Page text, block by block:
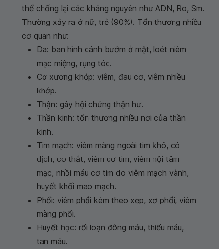
thể chống lại các kháng nguyên như ADN, Ro, Sm.
Thường xảy ra ở nữ, trẻ (90%). Tổn thương nhiều
cơ quan như:
Da: ban hình cánh bướm ở mặt, loét niêm
mạc miệng, rụng tóc.
Cơ xương khớp: viêm, đau cơ, viêm nhiều
khớp.
Thận: gây hội chứng thận hư.
Thần kinh: tổn thương nhiều nơi của thần
kinh.
Tim mạch: viêm màng ngoài tim khô, có
dịch, co thắt, viêm cơ tim, viêm nội tâm
mạc, nhồi máu cơ tim do viêm mạch vành,
huyết khối mao mạch.
Phổi: viêm phổi kèm theo xẹp, xơ phổi, viêm
màng phổi.
Huyết học: rối loạn đông máu, thiếu máu,
tan máu.